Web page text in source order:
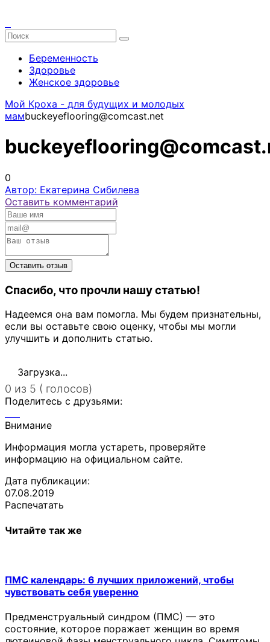
Беременность
Здоровье
Женское здоровье
Мой Кроха - для будущих и молодых
мамbuckeyeflooring@comcast.net
0
Автор: Екатерина Сибилева
Оставить комментарий
Спасибо, что прочли нашу статью!
Надеемся она вам помогла. Мы будем признательны,
если вы оставьте свою оценку, чтобы мы могли
улучшить и дополнить статью.
Загрузка...
0 из 5 ( голосов)
Поделитесь с друзьями:
Внимание
Информация могла устареть, проверяйте
информацию на официальном сайте.
Дата публикации:
07.08.2019
Распечатать
Читайте так же
ПМС календарь: 6 лучших приложений, чтобы
чувствовать себя уверенно
Предменструальный синдром (ПМС) — это
состояние, которое поражает женщин во время